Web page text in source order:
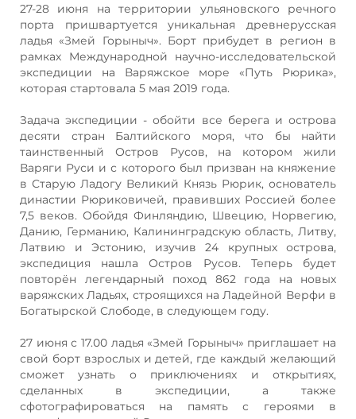
27-28 июня на территории ульяновского речного
порта пришвартуется уникальная древнерусская
ладья «Змей Горыныч». Борт прибудет в регион в
рамках Международной научно-исследовательской
экспедиции на Варяжское море «Путь Рюрика»,
которая стартовала 5 мая 2019 года.
Задача экспедиции - обойти все берега и острова
десяти стран Балтийского моря, что бы найти
таинственный Остров Русов, на котором жили
Варяги Руси и с которого был призван на княжение
в Старую Ладогу Великий Князь Рюрик, основатель
династии Рюриковичей, правивших Россией более
7,5 веков. Обойдя Финляндию, Швецию, Норвегию,
Данию, Германию, Калининградскую область, Литву,
Латвию и Эстонию, изучив 24 крупных острова,
экспедиция нашла Остров Русов. Теперь будет
повторён легендарный поход 862 года на новых
варяжских Ладьях, строящихся на Ладейной Верфи в
Богатырской Слободе, в следующем году.
27 июня с 17.00 ладья «Змей Горыныч» приглашает на
свой борт взрослых и детей, где каждый желающий
сможет узнать о приключениях и открытиях,
сделанных в экспедиции, а также
сфотографироваться на память с героями в